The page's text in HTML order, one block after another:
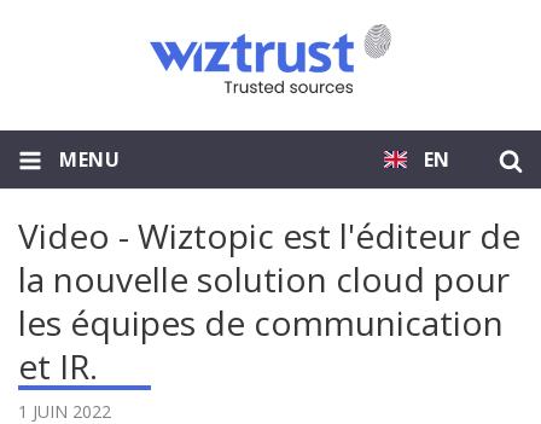
EN
MENU
Video - Wiztopic est l'éditeur de
la nouvelle solution cloud pour
les équipes de communication
et IR.
1 JUIN 2022